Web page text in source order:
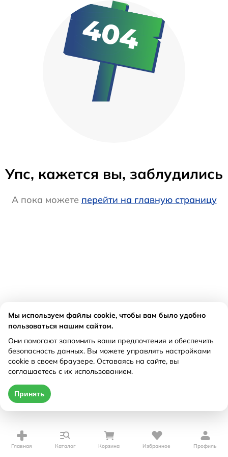
Упс, кажется вы, заблудились
А пока можете перейти на главную страницу
Главная Каталог Корзина Избранное Профиль
Мы используем файлы cookie, чтобы вам было удобно
пользоваться нашим сайтом.
Они помогают запомнить ваши предпочтения и обеспечить
безопасность данных. Вы можете управлять настройками
cookie в своем браузере. Оставаясь на сайте, вы
соглашаетесь с их использованием.
Принять